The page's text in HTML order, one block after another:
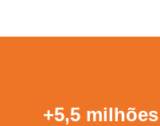
+5,5